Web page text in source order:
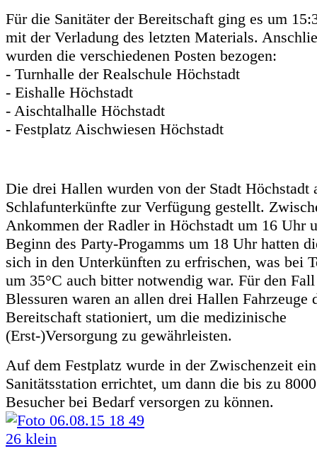
Für die Sanitäter der Bereitschaft ging es um
mit der Verladung des letzten Materials.
wurden die verschiedenen Posten bezogen:
- Turnhalle der Realschule Höchstadt
- Eishalle Höchstadt
- Aischtalhalle Höchstadt
- Festplatz Aischwiesen Höchstadt
Die drei Hallen wurden von der Stadt Höchstadt
Schlafunterkünfte zur Verfügung gestellt.
Ankommen der Radler in Höchstadt um 16 Uhr
Beginn des Party-Progamms um 18 Uhr hatten
sich in den Unterkünften zu erfrischen, was bei
um 35°C auch bitter notwendig war. Für den
Blessuren waren an allen drei Hallen Fahrzeuge
Bereitschaft stationiert, um die medizinische
(Erst-)Versorgung zu gewährleisten.
Auf dem Festplatz wurde in der Zwischenzeit
Sanitätsstation errichtet, um dann die bis zu
Besucher bei Bedarf versorgen zu können.